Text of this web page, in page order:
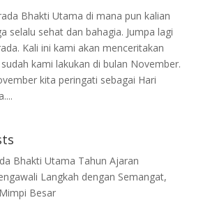
Bhakti Utama di mana pun kalian
selalu sehat dan bahagia. Jumpa lagi
Kali ini kami akan menceritakan
kami lakukan di bulan November.
kita peringati sebagai Hari
Bhakti Utama Tahun Ajaran
Langkah dengan Semangat,
Besar